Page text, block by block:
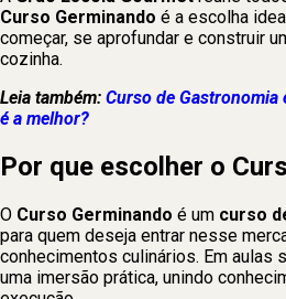
Curso Germinando é a escolha
começar, se aprofundar e construir
cozinha.
Leia também: Curso de Gastronomia
é a melhor?
Por que escolher o
O Curso Germinando é um curso
para quem deseja entrar nesse
conhecimentos culinários. Em aulas
uma imersão prática, unindo